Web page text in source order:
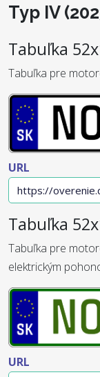
Typ IV
Tabuľka
Tabuľka pre
URL
Tabuľka
Tabuľka pre
elektrickým
URL